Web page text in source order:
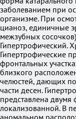
заболеванием при
организме. При
цианоз, единичные
межзубных
Гипертрофический.
Гипертрофические
фронтальных
близкого
челюстей, дающих
части десен.
представлена
локализованной. В
аномальном